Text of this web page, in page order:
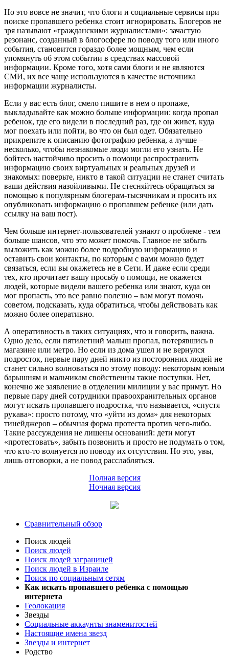
Но это вовсе не значит, что блоги и социальные сервисы при
поиске пропавшего ребенка стоит игнорировать. Блогеров не
зря называют «гражданскими журналистами»: зачастую
резонанс, созданный в блогосфере по поводу того или иного
события, становится гораздо более мощным, чем если
упомянуть об этом событии в средствах массовой
информации. Кроме того, хотя сами блоги и не являются
СМИ, их все чаще используются в качестве источника
информации журналисты.
Если у вас есть блог, смело пишите в нем о пропаже,
выкладывайте как можно больше информации: когда пропал
ребенок, где его видели в последний раз, где он живет, куда
мог поехать или пойти, во что он был одет. Обязательно
прикрепите к описанию фотографию ребенка, а лучше –
несколько, чтобы незнакомые люди могли его узнать. Не
бойтесь настойчиво просить о помощи распространить
информацию своих виртуальных и реальных друзей и
знакомых: поверьте, никто в такой ситуации не станет считать
ваши действия назойливыми. Не стесняйтесь обращаться за
помощью к популярным блогерам-тысячникам и просить их
опубликовать информацию о пропавшем ребенке (или дать
ссылку на ваш пост).
Чем больше интернет-пользователей узнают о проблеме - тем
больше шансов, что это может помочь. Главное не забыть
выложить как можно более подробную информацию и
оставить свои контакты, по которым с вами можно будет
связаться, если вы окажетесь не в Сети. И даже если среди
тех, кто прочитает вашу просьбу о помощи, не окажется
людей, которые видели вашего ребенка или знают, куда он
мог пропасть, это все равно полезно – вам могут помочь
советом, подсказать, куда обратиться, чтобы действовать как
можно более оперативно.
А оперативность в таких ситуациях, что и говорить, важна.
Одно дело, если пятилетний малыш пропал, потерявшись в
магазине или метро. Но если из дома ушел и не вернулся
подросток, первые пару дней никто из посторонних людей не
станет сильно волноваться по этому поводу: некоторым юным
барышням и мальчикам свойственны такие поступки. Нет,
конечно же заявление в отделении милиции у вас примут. Но
первые пару дней сотрудники правоохранительных органов
могут искать пропавшего подростка, что называется, «спустя
рукава»: просто потому, что «уйти из дома» для некоторых
тинейджеров – обычная форма протеста против чего-либо.
Такие рассуждения не лишены оснований: дети могут
«протестовать», забыть позвонить и просто не подумать о том,
что кто-то волнуется по поводу их отсутствия. Но это, увы,
лишь отговорки, а не повод расслабляться.
Полная версия
Ночная версия
Сравнительный обзор
Поиск людей
Поиск людей
Поиск людей заграницей
Поиск людей в Израиле
Поиск по социальным сетям
Как искать пропавшего ребенка с помощью
интернета
Геолокация
Звезды
Социальные аккаунты знаменитостей
Настоящие имена звезд
Звезды и интернет
Родство